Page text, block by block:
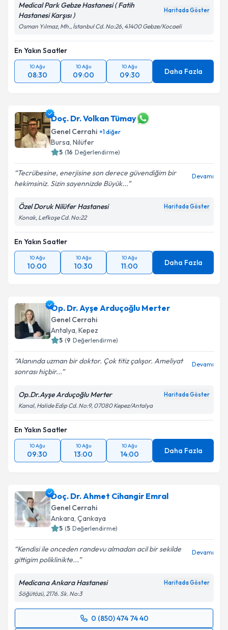
Medical Park Gebze Hastanesi ( Fatih
Hastanesi Karşısı )
Haritada Göster
Osman Yılmaz, Mh., İstanbul Cd. No:26, 41400 Gebze/Kocaeli
En Yakın Saatler
10 Ağu
08:30
10 Ağu
09:00
10 Ağu
09:30 Daha Fazla
Doç. Dr. Volkan Tümay
Genel Cerrahi +1diğer
Bursa, Nilüfer
5 (16 Değerlendirme)
Tecrübesine, enerjisine son derece güvendiğim bir
hekimsiniz. Sizin sayennizde Büyük...
Devamı
Özel Doruk Nilüfer Hastanesi Haritada Göster
Konak, Lefkoşe Cd. No:22
En Yakın Saatler
10 Ağu
10:00
10 Ağu
10:30
10 Ağu
11:00 Daha Fazla
Op. Dr. Ayşe Arduçoğlu Merter
Genel Cerrahi
Antalya, Kepez
5 (9 Değerlendirme)
Alanında uzman bir doktor. Çok titiz çalışor. Ameliyat
sonrası hiçbir...
Devamı
Op.Dr.Ayşe Arduçoğlu Merter Haritada Göster
Kanal, Halide Edip Cd. No:9, 07080 Kepez/Antalya
En Yakın Saatler
10 Ağu
09:30
10 Ağu
13:00
10 Ağu
14:00 Daha Fazla
Doç. Dr. Ahmet Cihangir Emral
Genel Cerrahi
Ankara, Çankaya
5 (5 Değerlendirme)
Kendisi ile onceden randevu almadan acil bir sekilde
gittigim poliklinikte...
Devamı
Medicana Ankara Hastanesi Haritada Göster
Söğütözü, 2176. Sk. No:3
0 (850) 474 74 40
Randevu Takvimi Talebi